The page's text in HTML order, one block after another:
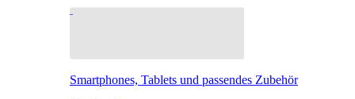
Smartphones, Tablets und passendes Zubehör